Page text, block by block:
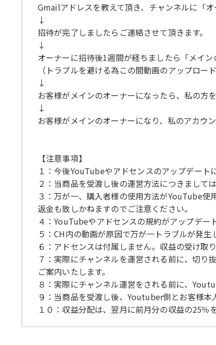
Gmailアドレスを教えて頂き、チャンネルに「オ
↓
招待が完了しましたらご連絡させて頂きます。
↓
オーナーに招待後1週間が経ちましたら「メイン
（トラブルを避ける為この間動画のアップロー
↓
お客様がメインのオーナーになったら、私の方
↓
お客様がメインのオーナーになり、私のアカウ
【注意事項】
１：今後YouTubeやアドセンスのアップデート
２：当商品を受渡し後の運営方法につきまして
３：万が一、購入者様の使用方法がYouTube
返金も致しかねますのでご注意ください。
４：YouTubeやアドセンスの規約がアップデー
５：CH内の動画が原因で万が一トラブルが発
６：アドセンスは付属しません。収益の受け取
７：実際にチャンネルを運営される前に、切
ご案内いたします。
８：実際にチャンネル運営をされる前に、
９：当商品を受渡し後、Youtuber側とお客様本
１０：収益分配は、翌月に前月分の収益の25